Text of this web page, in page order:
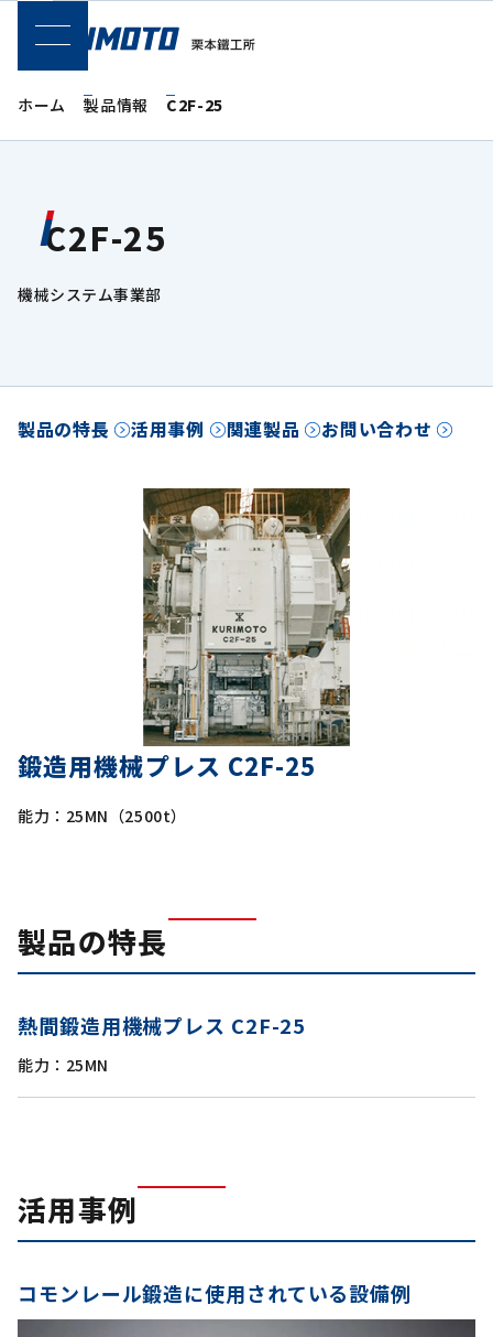
SPメニュー
ホーム 製品情報 C2F-25
C2F-25
機械システム事業部
製品の特長 活用事例 関連製品 お問い合わせ
鍛造用機械プレス C2F-25
能力：25MN（2500t）
製品の特長
熱間鍛造用機械プレス C2F-25
能力：25MN
活用事例
コモンレール鍛造に使用されている設備例